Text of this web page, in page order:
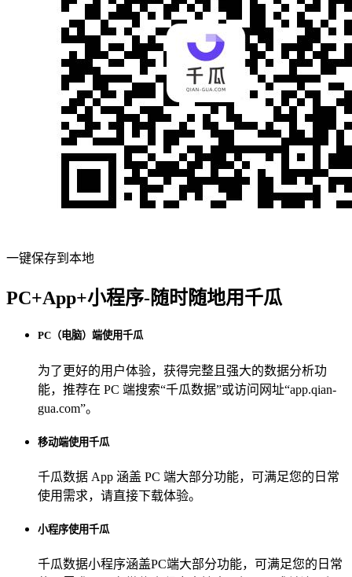
一键保存到本地
PC+App+小程序-随时随地用千瓜
PC（电脑）端使用千瓜
为了更好的用户体验，获得完整且强大的数据分析功
能，推荐在 PC 端搜索“千瓜数据”或访问网址“app.qian-
gua.com”。
移动端使用千瓜
千瓜数据 App 涵盖 PC 端大部分功能，可满足您的日常
使用需求，请直接下载体验。
小程序使用千瓜
千瓜数据小程序涵盖PC端大部分功能，可满足您的日常